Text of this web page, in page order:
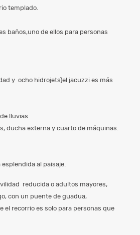
templado.
baños,uno de ellos para personas
y ocho hidrojets)el jacuzzi es más
lluvias
ducha externa y cuarto de máquinas.
al paisaje.
reducida o adultos mayores,
con un puente de guadua,
el recorrio es solo para personas que